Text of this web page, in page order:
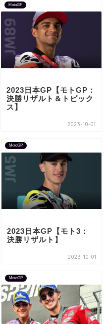
MotoGP
2023日本GP【モトGP：
決勝リザルト＆トピック
ス】
2023-10-01
MotoGP
2023日本GP【モト3：
決勝リザルト】
2023-10-01
MotoGP